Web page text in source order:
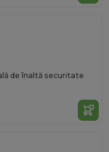
de înaltă securitate